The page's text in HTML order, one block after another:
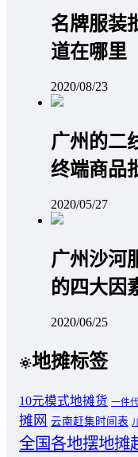
名牌服装
道在哪里
2020/08/23
广州的二
终端商品
2020/05/27
广州沙河
的四大因
2020/06/25
地摊标签
10元模式地摊货 一件
摊网 云南赶集时间表
全国各地摆地摊